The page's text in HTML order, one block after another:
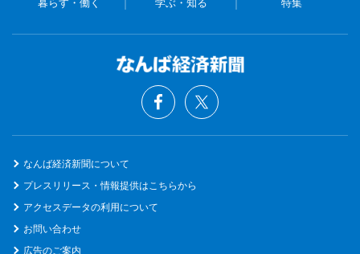
暮らす・働く 学ぶ・知る 特集
なんば経済新聞について
プレスリリース・情報提供はこちらから
アクセスデータの利用について
お問い合わせ
広告のご案内